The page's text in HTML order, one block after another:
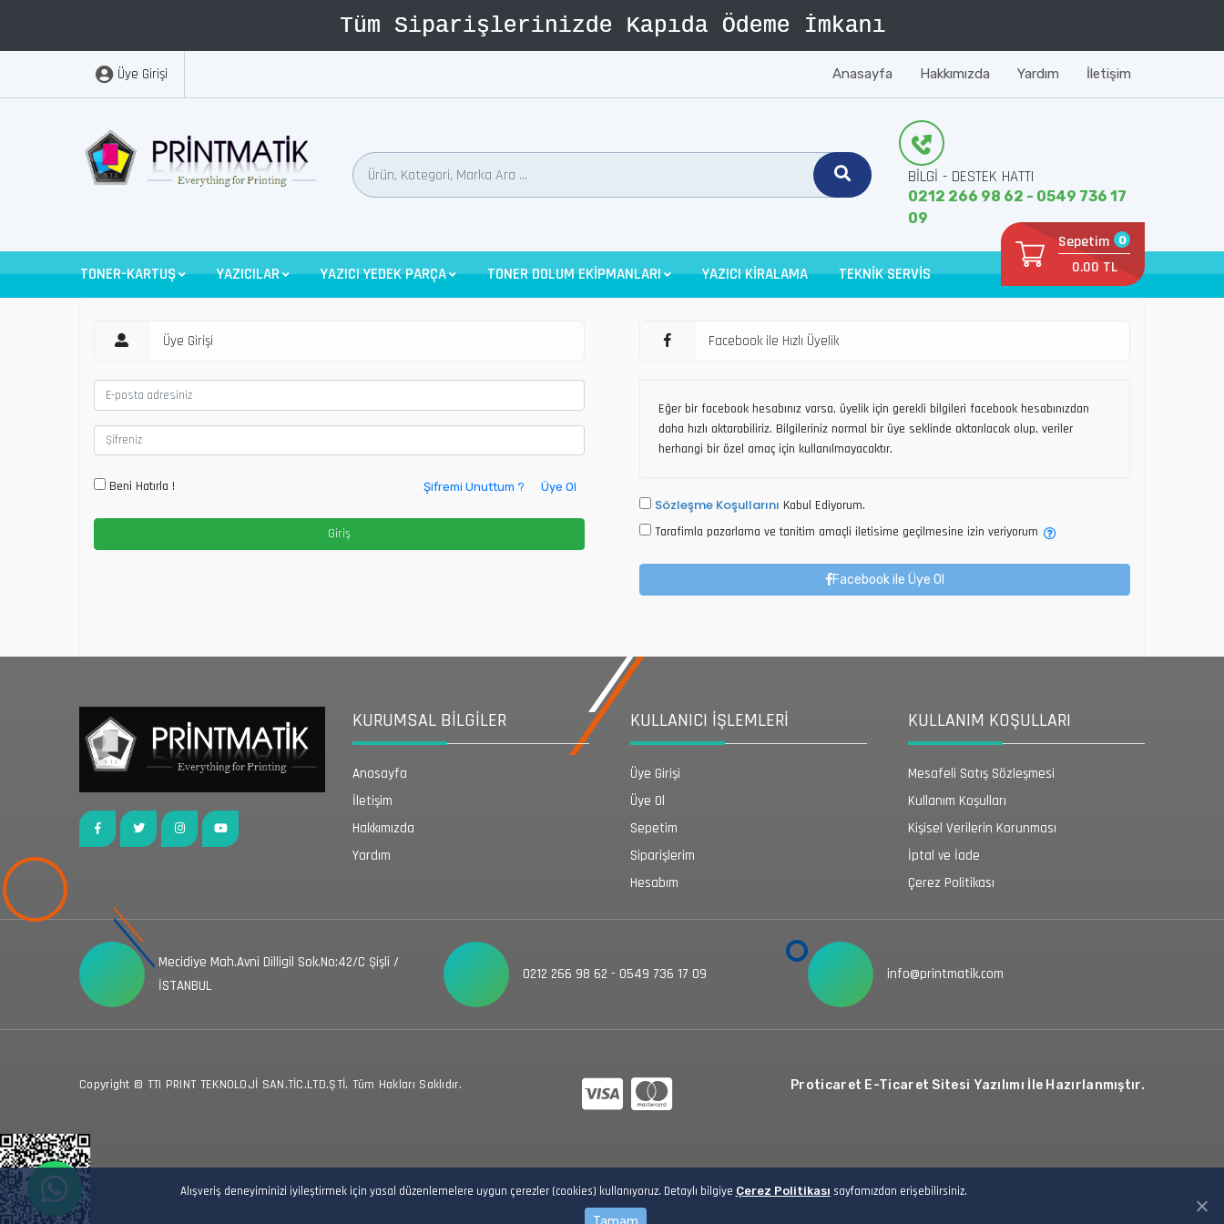
Üye Girişi Anasayfa Hakkımızda Yardım İletişim
BİLGİ - DESTEK HATTI
0212 266 98 62 - 0549 736 17
09
Sepetim 0
0.00 TL
TONER-KARTUŞ YAZICILAR YAZICI YEDEK PARÇA TONER DOLUM EKİPMANLARI YAZICI KİRALAMA TEKNİK SERVİS
Üye Girişi
Beni Hatırla ! Üye Ol
Şifremi Unuttum ?
Facebook ile Hızlı Üyelik
Eğer bir facebook hesabınız varsa, üyelik için gerekli bilgileri facebook hesabınızdan
daha hızlı aktarabiliriz. Bilgileriniz normal bir üye seklinde aktarılacak olup, veriler
herhangi bir özel amaç için kullanılmayacaktır.
Sözleşme Koşullarını Kabul Ediyorum.
Tarafimla pazarlama ve tanitim amaçli iletisime geçilmesine izin veriyorum
Facebook ile Üye Ol
Alışveriş deneyiminizi iyileştirmek için yasal düzenlemelere uygun çerezler (cookies) kullanıyoruz. Detaylı bilgiye Çerez Politikası sayfamızdan erişebilirsiniz.
KURUMSAL BİLGİLER
Anasayfa
İletişim
Hakkımızda
Yardım
KULLANICI İŞLEMLERİ
Üye Girişi
Üye Ol
Sepetim
Siparişlerim
Hesabım
KULLANIM KOŞULLARI
Mesafeli Satış Sözleşmesi
Kullanım Koşulları
Kişisel Verilerin Korunması
İptal ve İade
Çerez Politikası
Mecidiye Mah.Avni Dilligil Sok.No:42/C Şişli /
İSTANBUL
0212 266 98 62 - 0549 736 17 09 info@printmatik.com
Copyright © TTI PRINT TEKNOLOJİ SAN.TİC.LTD.ŞTİ. Tüm Hakları Saklıdır. Proticaret E-Ticaret Sitesi Yazılımı İle Hazırlanmıştır.